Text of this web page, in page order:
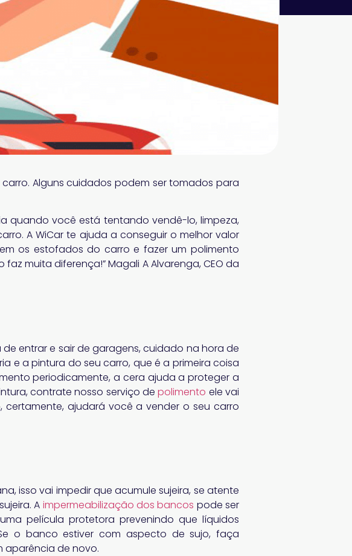
Alguns cuidados podem ser tomados para
quando você está tentando vendê-lo, limpeza,
A WiCar te ajuda a conseguir o melhor valor
os estofados do carro e fazer um polimento
muita diferença!” Magali A Alvarenga, CEO da
entrar e sair de garagens, cuidado na hora de
e a pintura do seu carro, que é a primeira coisa
periodicamente, a cera ajuda a proteger a
contrate nosso serviço de polimento ele vai
certamente, ajudará você a vender o seu carro
isso vai impedir que acumule sujeira, se atente
A impermeabilização dos bancos pode ser
película protetora prevenindo que líquidos
o banco estiver com aspecto de sujo, faça
aparência de novo.